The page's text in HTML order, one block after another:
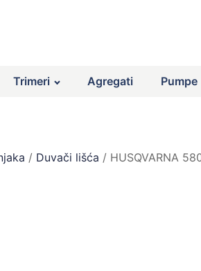
Trimeri Agregati Pumpe
/ Duvači lišća / HUSQVARNA